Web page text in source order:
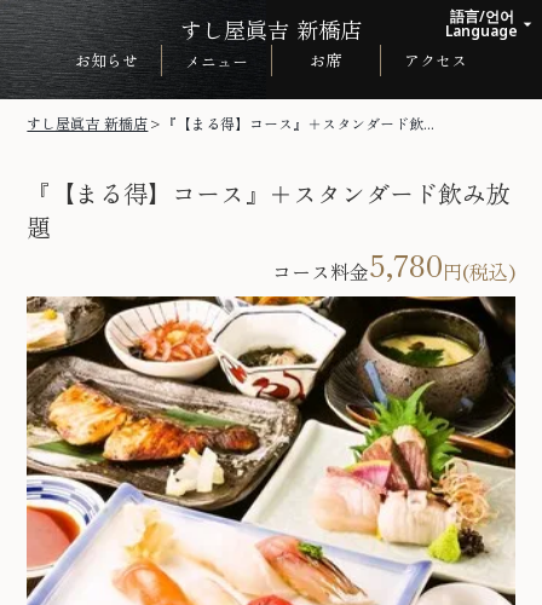
すし屋眞吉 新橋店> 『【まる得】コース』＋スタンダード飲...
『【まる得】コース』＋スタンダード飲み放
題
コース料金5,780円(税込)
語言/언어
Language arrow_drop_up
中文繁体
すし屋眞吉 新橋店
お知らせ メニュー お席 アクセス